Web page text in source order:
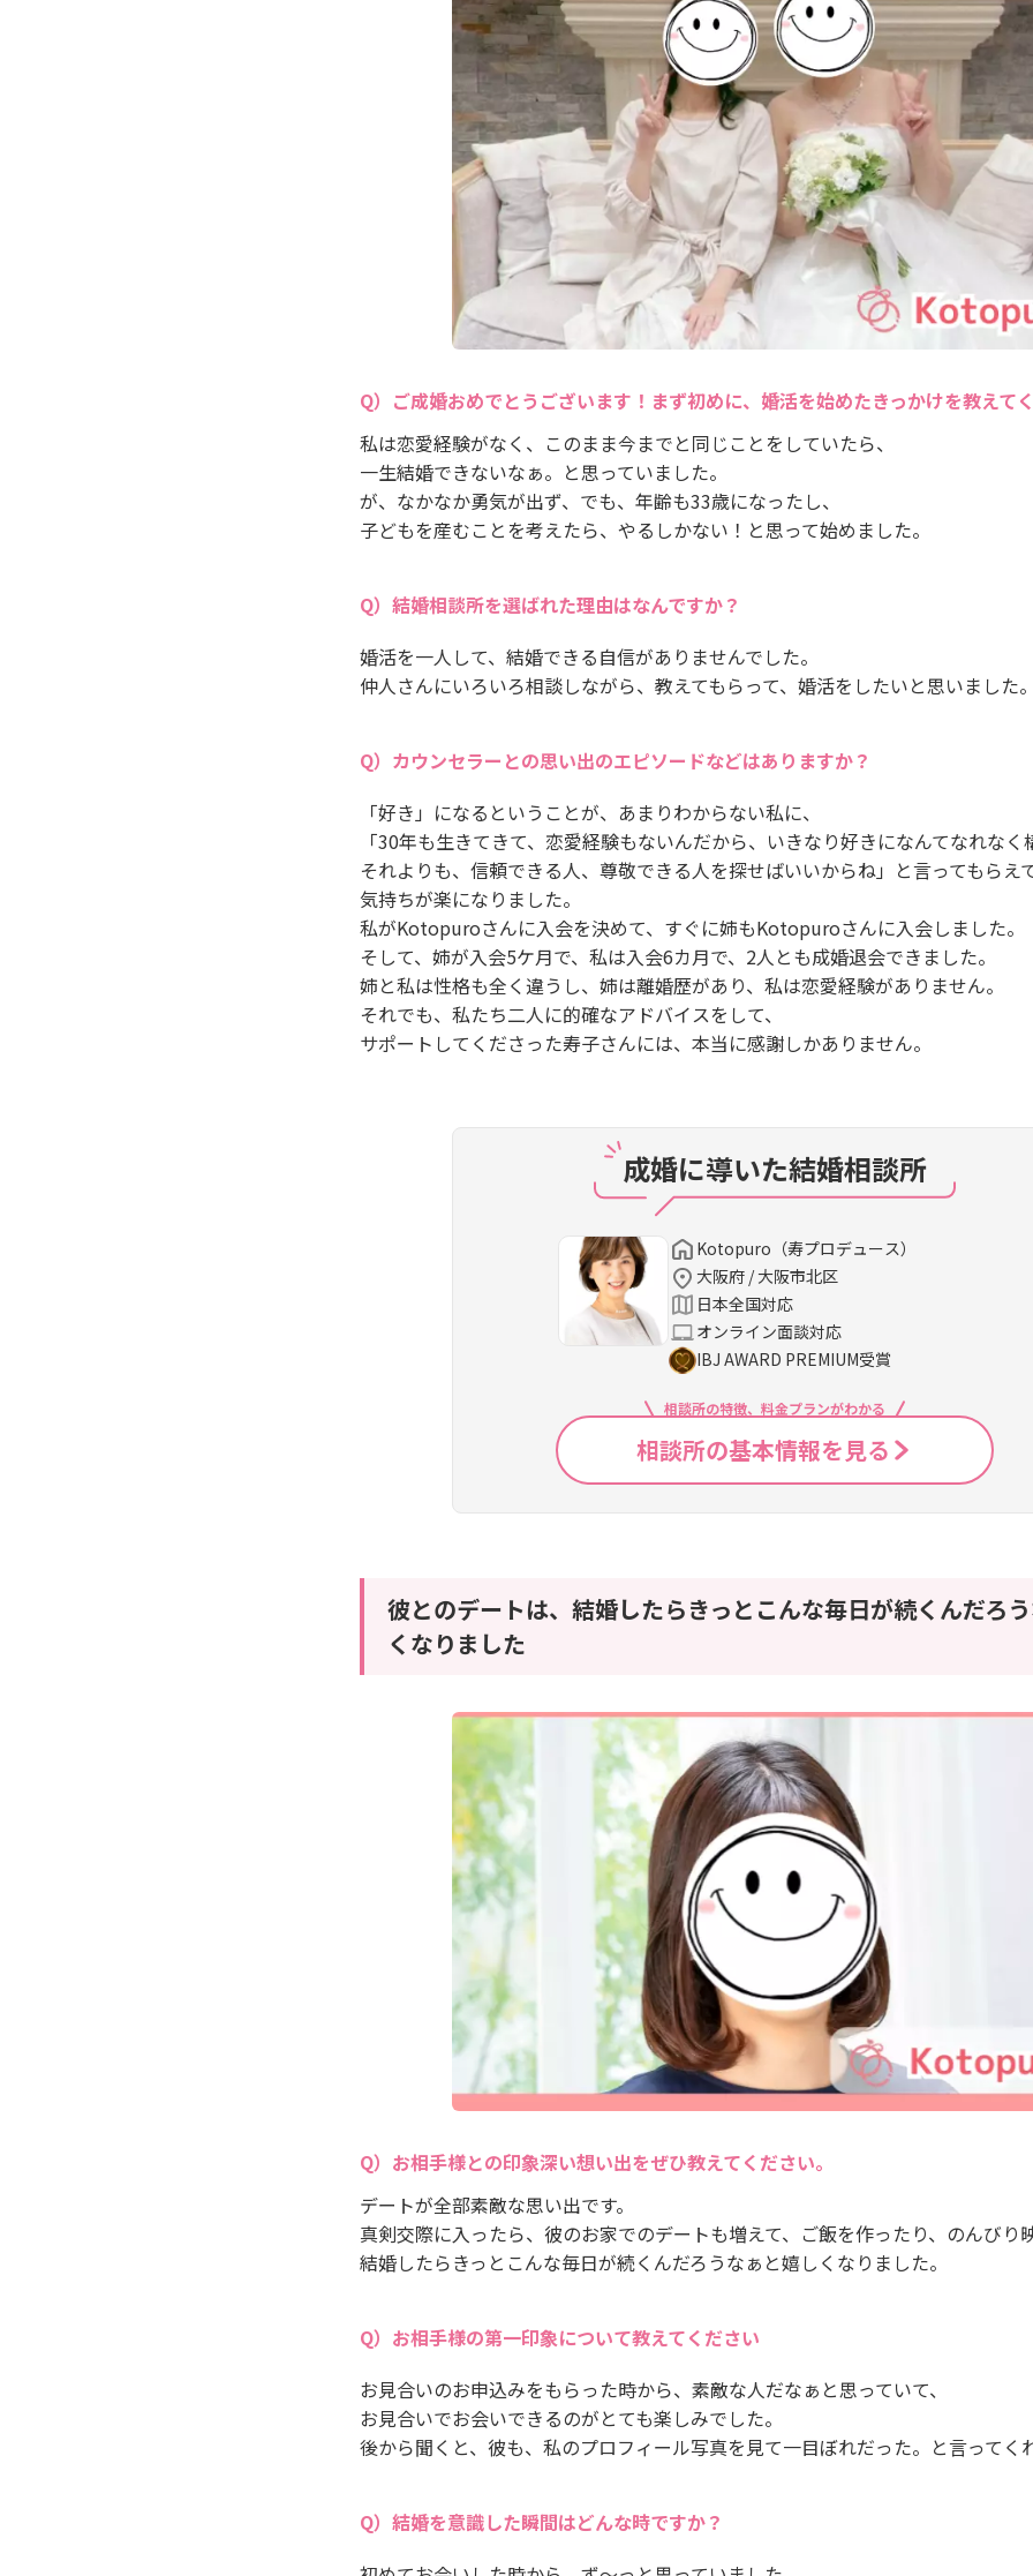
ご成婚おめでとうございます！まず初めに、婚活を始めたきっかけを教えてく
私は恋愛経験がなく、このまま今までと同じことをしていたら、
一生結婚できないなぁ。と思っていました。
が、なかなか勇気が出ず、でも、年齢も33歳になったし、
子どもを産むことを考えたら、やるしかない！と思って始めました。
結婚相談所を選ばれた理由はなんですか？
婚活を一人して、結婚できる自信がありませんでした。
仲人さんにいろいろ相談しながら、教えてもらって、婚活をしたいと思いました。
カウンセラーとの思い出のエピソードなどはありますか？
「好き」になるということが、あまりわからない私に、
「30年も生きてきて、恋愛経験もないんだから、いきなり好きになんてなれなく
それよりも、信頼できる人、尊敬できる人を探せばいいからね」と言ってもらえて
気持ちが楽になりました。
私がKotopuroさんに入会を決めて、すぐに姉もKotopuroさんに入会しました。
そして、姉が入会5ケ月で、私は入会6カ月で、2人とも成婚退会できました。
姉と私は性格も全く違うし、姉は離婚歴があり、私は恋愛経験がありません。
それでも、私たち二人に的確なアドバイスをして、
サポートしてくださった寿子さんには、本当に感謝しかありません。
成婚に導いた結婚相談所
Kotopuro（寿プロデュース）
大阪府 / 大阪市北区
日本全国対応
オンライン面談対応
IBJ AWARD PREMIUM受賞
相談所の特徴、料金プランがわかる
相談所の基本情報を見る
彼とのデートは、結婚したらきっとこんな毎日が続くんだろ
くなりました
お相手様との印象深い想い出をぜひ教えてください。
デートが全部素敵な思い出です。
真剣交際に入ったら、彼のお家でのデートも増えて、ご飯を作ったり、のんびり
結婚したらきっとこんな毎日が続くんだろうなぁと嬉しくなりました。
お相手様の第一印象について教えてください
お見合いのお申込みをもらった時から、素敵な人だなぁと思っていて、
お見合いでお会いできるのがとても楽しみでした。
後から聞くと、彼も、私のプロフィール写真を見て一目ぼれだった。と言ってく
結婚を意識した瞬間はどんな時ですか？